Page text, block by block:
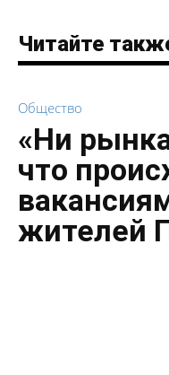
Читайте
Общество
«Ни
что
жителей